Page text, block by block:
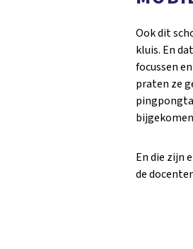
Ook dit
kluis. En
focussen
praten ze
En die zijn
de